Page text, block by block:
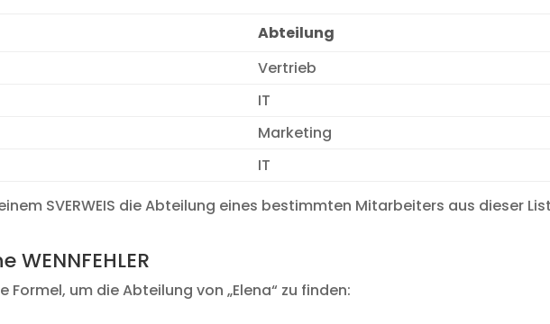
Abteilung
Vertrieb
IT
Marketing
IT
SVERWEIS die Abteilung eines bestimmten Mitarbeiters aus dieser
WENNFEHLER
Formel, um die Abteilung von „Elena“ zu finden: